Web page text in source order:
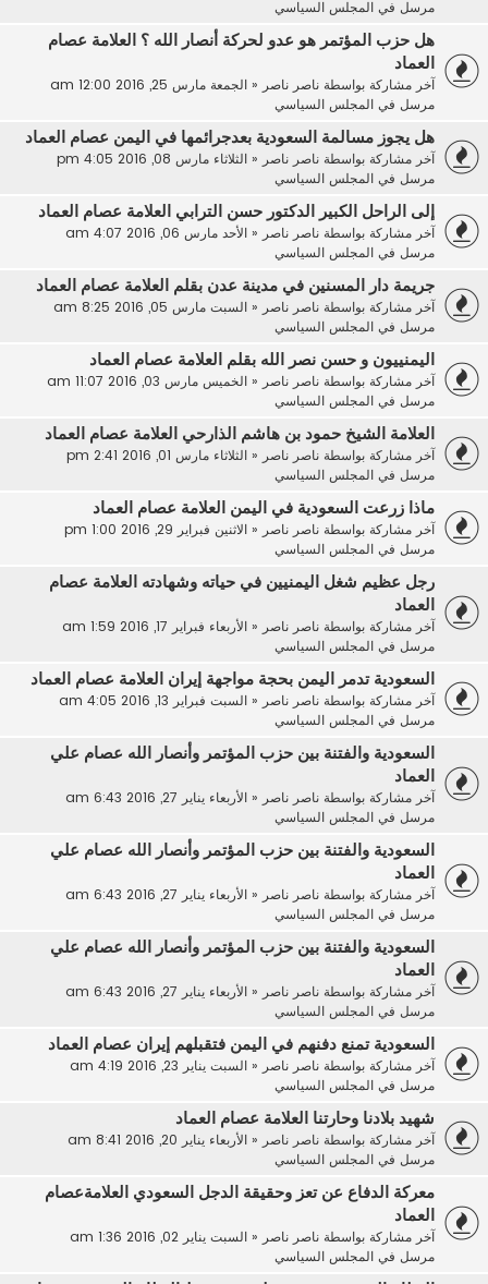
مرسل في المجلس السياسي
هل حزب المؤتمر هو عدو لحركة أنصار الله ؟ العلامة عصام
العماد
آخر مشاركة بواسطة ناصر ناصر« الجمعة مارس 25, 2016 12:00 am
مرسل في المجلس السياسي
هل يجوز مسالمة السعودية بعدجرائمها في اليمن عصام العماد
آخر مشاركة بواسطة ناصر ناصر« الثلاثاء مارس 08, 2016 4:05 pm
مرسل في المجلس السياسي
إلى الراحل الكبير الدكتور حسن الترابي العلامة عصام العماد
آخر مشاركة بواسطة ناصر ناصر« الأحد مارس 06, 2016 4:07 am
مرسل في المجلس السياسي
جريمة دار المسنين في مدينة عدن بقلم العلامة عصام العماد
آخر مشاركة بواسطة ناصر ناصر« السبت مارس 05, 2016 8:25 am
مرسل في المجلس السياسي
اليمنييون و حسن نصر الله بقلم العلامة عصام العماد
آخر مشاركة بواسطة ناصر ناصر« الخميس مارس 03, 2016 11:07 am
مرسل في المجلس السياسي
العلامة الشيخ حمود بن هاشم الذارحي العلامة عصام العماد
آخر مشاركة بواسطة ناصر ناصر« الثلاثاء مارس 01, 2016 2:41 pm
مرسل في المجلس السياسي
ماذا زرعت السعودية في اليمن العلامة عصام العماد
آخر مشاركة بواسطة ناصر ناصر« الاثنين فبراير 29, 2016 1:00 pm
مرسل في المجلس السياسي
رجل عظيم شغل اليمنيين في حياته وشهادته العلامة عصام
العماد
آخر مشاركة بواسطة ناصر ناصر« الأربعاء فبراير 17, 2016 1:59 am
مرسل في المجلس السياسي
السعودية تدمر اليمن بحجة مواجهة إيران العلامة عصام العماد
آخر مشاركة بواسطة ناصر ناصر« السبت فبراير 13, 2016 4:05 am
مرسل في المجلس السياسي
السعودية والفتنة بين حزب المؤتمر وأنصار الله عصام علي
العماد
آخر مشاركة بواسطة ناصر ناصر« الأربعاء يناير 27, 2016 6:43 am
مرسل في المجلس السياسي
السعودية والفتنة بين حزب المؤتمر وأنصار الله عصام علي
العماد
آخر مشاركة بواسطة ناصر ناصر« الأربعاء يناير 27, 2016 6:43 am
مرسل في المجلس السياسي
السعودية والفتنة بين حزب المؤتمر وأنصار الله عصام علي
العماد
آخر مشاركة بواسطة ناصر ناصر« الأربعاء يناير 27, 2016 6:43 am
مرسل في المجلس السياسي
السعودية تمنع دفنهم في اليمن فتقبلهم إيران عصام العماد
آخر مشاركة بواسطة ناصر ناصر« السبت يناير 23, 2016 4:19 am
مرسل في المجلس السياسي
شهيد بلادنا وحارتنا العلامة عصام العماد
آخر مشاركة بواسطة ناصر ناصر« الأربعاء يناير 20, 2016 8:41 am
مرسل في المجلس السياسي
معركة الدفاع عن تعز وحقيقة الدجل السعودي العلامةعصام
العماد
آخر مشاركة بواسطة ناصر ناصر« السبت يناير 02, 2016 1:36 am
مرسل في المجلس السياسي